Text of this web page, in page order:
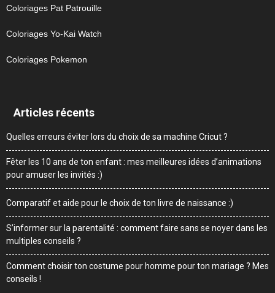
Coloriages Pat Patrouille
Coloriages Yo-Kai Watch
Coloriages Pokemon
Articles récents
Quelles erreurs éviter lors du choix de sa machine Cricut ?
Fêter les 10 ans de ton enfant : mes meilleures idées d’animations
pour amuser les invités :)
Comparatif et aide pour le choix de ton livre de naissance :)
S’informer sur la parentalité : comment faire sans se noyer dans les
multiples conseils ?
Comment choisir ton costume pour homme pour ton mariage ? Mes
conseils !